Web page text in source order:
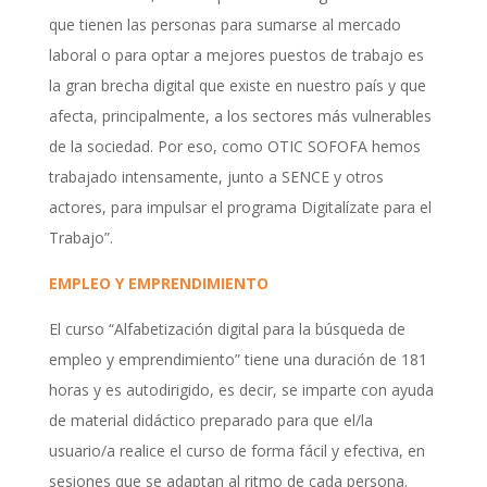
que tienen las personas para sumarse al mercado
laboral o para optar a mejores puestos de trabajo es
la gran brecha digital que existe en nuestro país y que
afecta, principalmente, a los sectores más vulnerables
de la sociedad. Por eso, como OTIC SOFOFA hemos
trabajado intensamente, junto a SENCE y otros
actores, para impulsar el programa Digitalízate para el
Trabajo”.
EMPLEO Y EMPRENDIMIENTO
El curso “Alfabetización digital para la búsqueda de
empleo y emprendimiento” tiene una duración de 181
horas y es autodirigido, es decir, se imparte con ayuda
de material didáctico preparado para que el/la
usuario/a realice el curso de forma fácil y efectiva, en
sesiones que se adaptan al ritmo de cada persona.